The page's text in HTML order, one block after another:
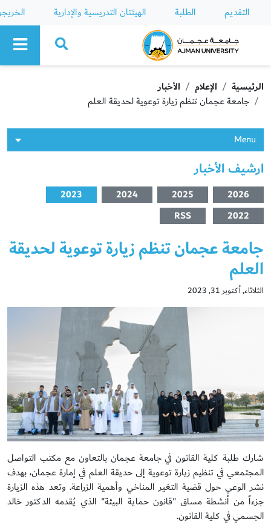
التقديم الطلبة الهيئتان التدريسية والإدارية
Ajman University
الرئيسية الإعلام
الأخبار
جامعة عجمان تنظم زيارة توعوية لحديقة العلم
Menu
ارشيف الأخبار
2026
2025
2024
2023
2022
RSS
جامعة عجمان تنظم زيارة توعوية لحديقة
العلم
الثلاثاء, أكتوبر 31, 2023
شارك طلبة كلية القانون في جامعة عجمان بالتعاون مع مكتب التواصل
المجتمعي في تنظيم زيارة توعوية إلى حديقة العلم في إمارة عجمان، بهدف
نشر الوعي حول قضية التغير المناخي وأهمية الزراعة. وتعد هذه الزيارة
جزءاً من أنشطة مساق "قانون حماية البيئة" الذي يُقدمه الدكتور خالد
الجسمي في كلية القانون.